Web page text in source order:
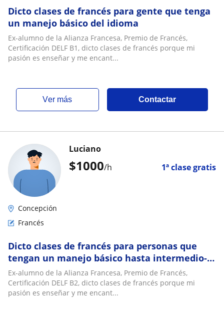
Dicto clases de francés para gente que tenga
un manejo básico del idioma
Ex-alumno de la Alianza Francesa, Premio de Francés,
Certificación DELF B1, dicto clases de francés porque mi
pasión es enseñar y me encant...
ver más Contactar
$1000/h 1ª clase gratis
Luciano
Concepción
Francés
Dicto clases de francés para personas que
tengan un manejo básico hasta intermedio-
avanzado del idioma
Ex-alumno de la Alianza Francesa, Premio de Francés,
Certificación DELF B2, dicto clases de francés porque mi
pasión es enseñar y me encant...